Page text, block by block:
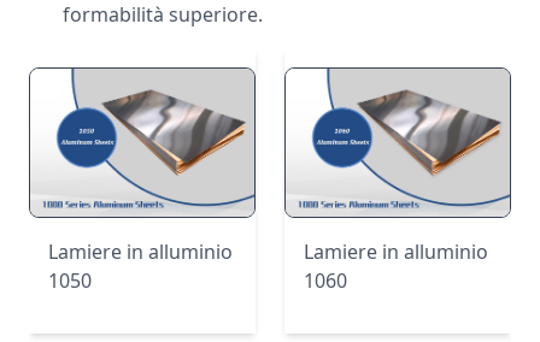
formabilità superiore.
Lamiere in alluminio
1050
Lamiere in alluminio
1060